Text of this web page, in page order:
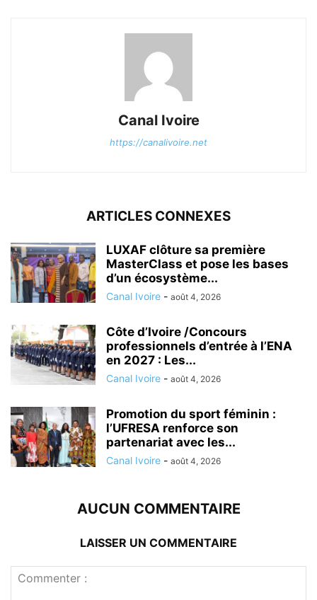
Canal Ivoire
https://canalivoire.net
ARTICLES CONNEXES
LUXAF clôture sa première
MasterClass et pose les bases
d’un écosystème...
Canal Ivoire - août 4, 2026
Côte d’Ivoire /Concours
professionnels d’entrée à l’ENA
en 2027 : Les...
Canal Ivoire - août 4, 2026
Promotion du sport féminin :
l’UFRESA renforce son
partenariat avec les...
Canal Ivoire - août 4, 2026
AUCUN COMMENTAIRE
LAISSER UN COMMENTAIRE